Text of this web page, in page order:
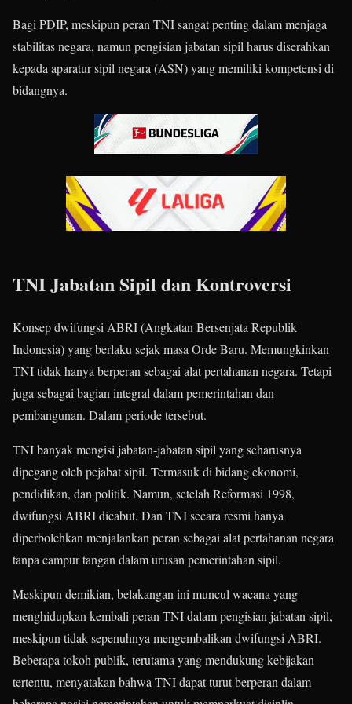
Bagi PDIP, meskipun peran TNI sangat penting dalam menjaga
stabilitas negara, namun pengisian jabatan sipil harus diserahkan
kepada aparatur sipil negara (ASN) yang memiliki kompetensi di
bidangnya.
TNI Jabatan Sipil dan Kontroversi
Konsep dwifungsi ABRI (Angkatan Bersenjata Republik
Indonesia) yang berlaku sejak masa Orde Baru. Memungkinkan
TNI tidak hanya berperan sebagai alat pertahanan negara. Tetapi
juga sebagai bagian integral dalam pemerintahan dan
pembangunan. Dalam periode tersebut.
TNI banyak mengisi jabatan-jabatan sipil yang seharusnya
dipegang oleh pejabat sipil. Termasuk di bidang ekonomi,
pendidikan, dan politik. Namun, setelah Reformasi 1998,
dwifungsi ABRI dicabut. Dan TNI secara resmi hanya
diperbolehkan menjalankan peran sebagai alat pertahanan negara
tanpa campur tangan dalam urusan pemerintahan sipil.
Meskipun demikian, belakangan ini muncul wacana yang
menghidupkan kembali peran TNI dalam pengisian jabatan sipil,
meskipun tidak sepenuhnya mengembalikan dwifungsi ABRI.
Beberapa tokoh publik, terutama yang mendukung kebijakan
tertentu, menyatakan bahwa TNI dapat turut berperan dalam